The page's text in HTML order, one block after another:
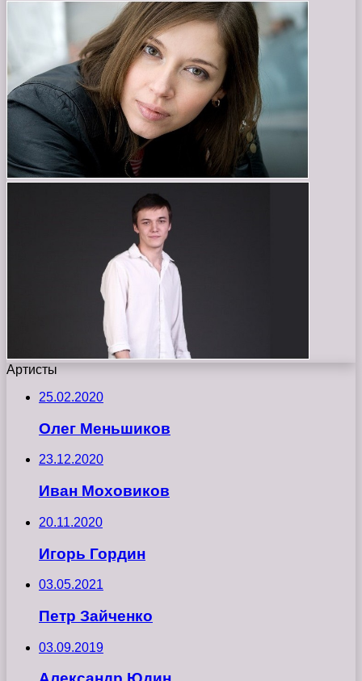
Артисты
25.02.2020
Олег Меньшиков
23.12.2020
Иван Моховиков
20.11.2020
Игорь Гордин
03.05.2021
Петр Зайченко
03.09.2019